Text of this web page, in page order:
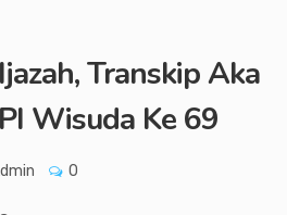
Transkip Aka
Wisuda Ke 69
0